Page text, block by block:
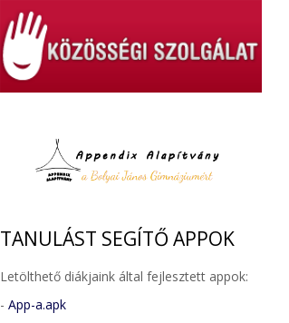
TANULÁST SEGÍTŐ APPOK
Letölthető diákjaink által fejlesztett appok:
- App-a.apk